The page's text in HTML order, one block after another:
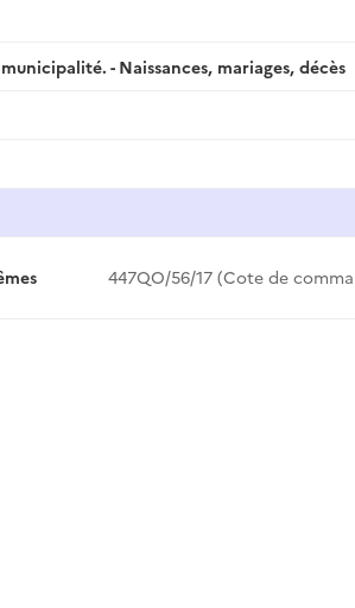
- Naissances, mariages, décès
447QO/56/17 (Cote de